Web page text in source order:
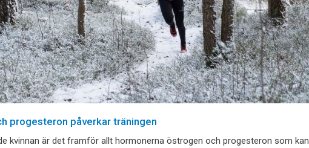
progesteron påverkar träningen
kvinnan är det framför allt hormonerna östrogen och progesteron som kan